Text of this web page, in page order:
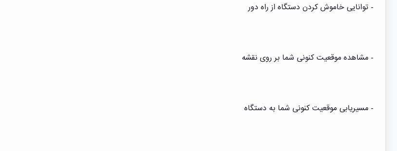
- توانایی خاموش کردن دستگاه از راه دور
- مشاهده موقعیت کنونی شما بر روی نقشه
- مسیریابی موقعیت کنونی شما به دستگاه